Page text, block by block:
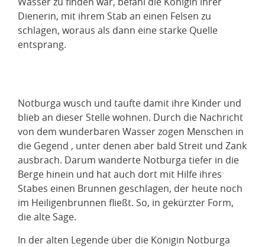
Dienerin, mit ihrem Stab an einen Felsen zu
schlagen, woraus als dann eine starke Quelle
entsprang.
Notburga wusch und taufte damit ihre Kinder und
blieb an dieser Stelle wohnen. Durch die Nachricht
von dem wunderbaren Wasser zogen Menschen in
die Gegend , unter denen aber bald Streit und Zank
ausbrach. Darum wanderte Notburga tiefer in die
Berge hinein und hat auch dort mit Hilfe ihres
Stabes einen Brunnen geschlagen, der heute noch
im Heiligenbrunnen fließt. So, in gekürzter Form,
die alte Sage.
In der alten Legende über die Königin Notburga